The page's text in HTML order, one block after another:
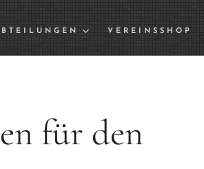
VEREINSSHOP
für den